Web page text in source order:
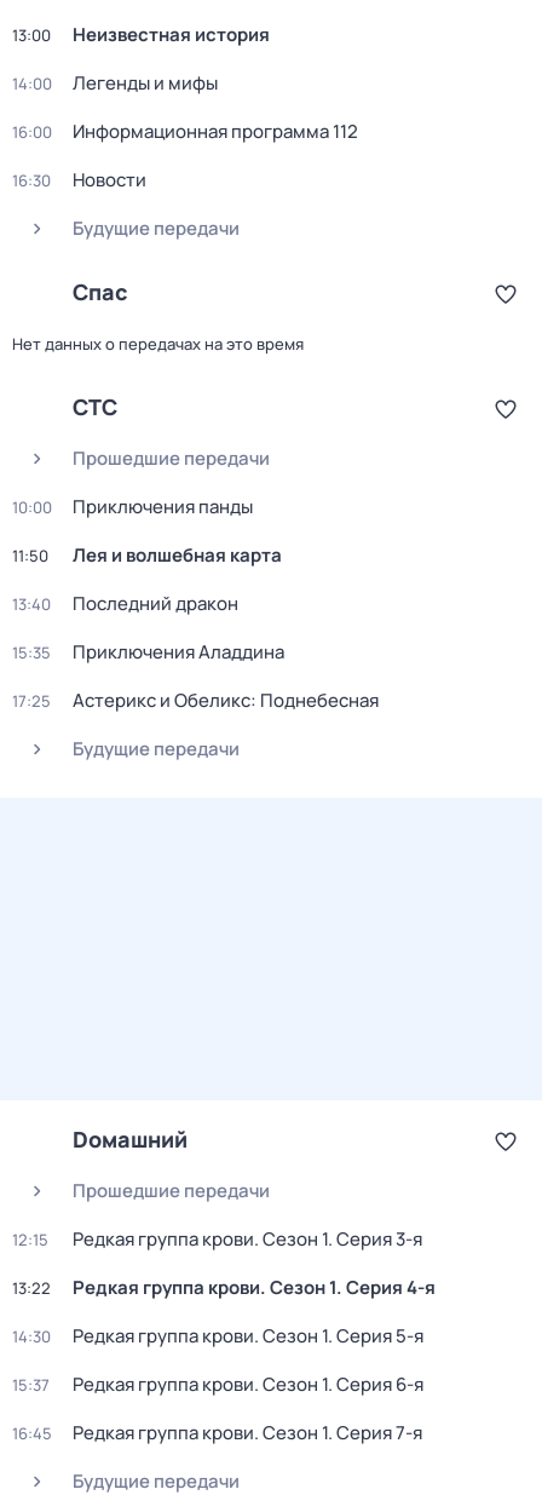
13:00 Неизвестная история
14:00 Легенды и мифы
16:00 Информационная программа 112
16:30
Новости
Будущие передачи
Спас
Нет данных о передачах на это время
СТС
Прошедшие передачи
10:00 Приключения панды
11:50 Лея и волшебная карта
13:40 Последний дракон
15:35 Приключения Аладдина
17:25
Астерикс и Обеликс: Поднебесная
Будущие передачи
Dомашний
Прошедшие передачи
12:15 Редкая группа крови. Сезон 1. Серия 3-я
13:22 Редкая группа крови. Сезон 1. Серия 4-я
14:30 Редкая группа крови. Сезон 1. Серия 5-я
15:37 Редкая группа крови. Сезон 1. Серия 6-я
16:45 Редкая группа крови. Сезон 1. Серия 7-я
Будущие передачи